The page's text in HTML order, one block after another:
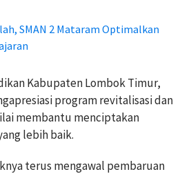
SMAN 2 Mataram Optimalkan
Kabupaten Lombok Timur,
program revitalisasi dan
membantu menciptakan
lebih baik.
terus mengawal pembaruan